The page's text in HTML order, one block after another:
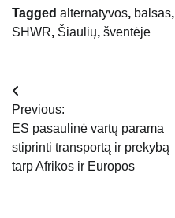
Tagged alternatyvos, balsas,
SHWR, Šiaulių, šventėje
Navigacija
tarp
įrašų
Previous:
ES pasaulinė vartų parama
stiprinti transportą ir prekybą
tarp Afrikos ir Europos